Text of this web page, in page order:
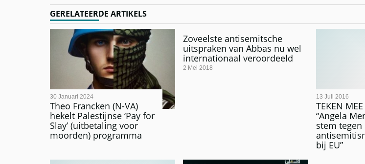
GERELATEERDE ARTIKELS
Theo Francken (N-VA)
hekelt Palestijnse ‘Pay for
Slay’ (uitbetaling voor
moorden) programma
30 Januari 2024
Zoveelste antisemitsche
uitspraken van Abbas nu wel
internationaal veroordeeld
2 Mei 2018
TEKEN
“Angela
stem tegen
bij EU”
13 Juli 2016